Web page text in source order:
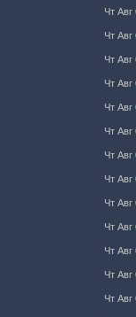
Чт Авг
Чт Авг
Чт Авг
Чт Авг
Чт Авг
Чт Авг
Чт Авг
Чт Авг
Чт Авг
Чт Авг
Чт Авг
Чт Авг
Чт Авг